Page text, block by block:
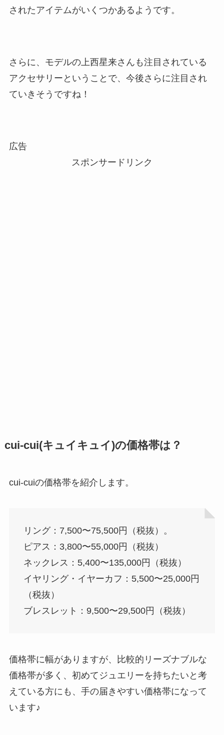
されたアイテムがいくつかあるようです。
さらに、モデルの上西星来さんも注目されている
アクセサリーということで、今後さらに注目され
ていきそうですね！
広告
スポンサードリンク
cui-cui(キュイキュイ)の価格帯は？
cui-cuiの価格帯を紹介します。
リング：7,500〜75,500円（税抜）。
ピアス：3,800〜55,000円（税抜）
ネックレス：5,400〜135,000円（税抜）
イヤリング・イヤーカフ：5,500〜25,000円
（税抜）
ブレスレット：9,500〜29,500円（税抜）
価格帯に幅がありますが、比較的リーズナブルな
価格帯が多く、初めてジュエリーを持ちたいと考
えている方にも、手の届きやすい価格帯になって
います♪